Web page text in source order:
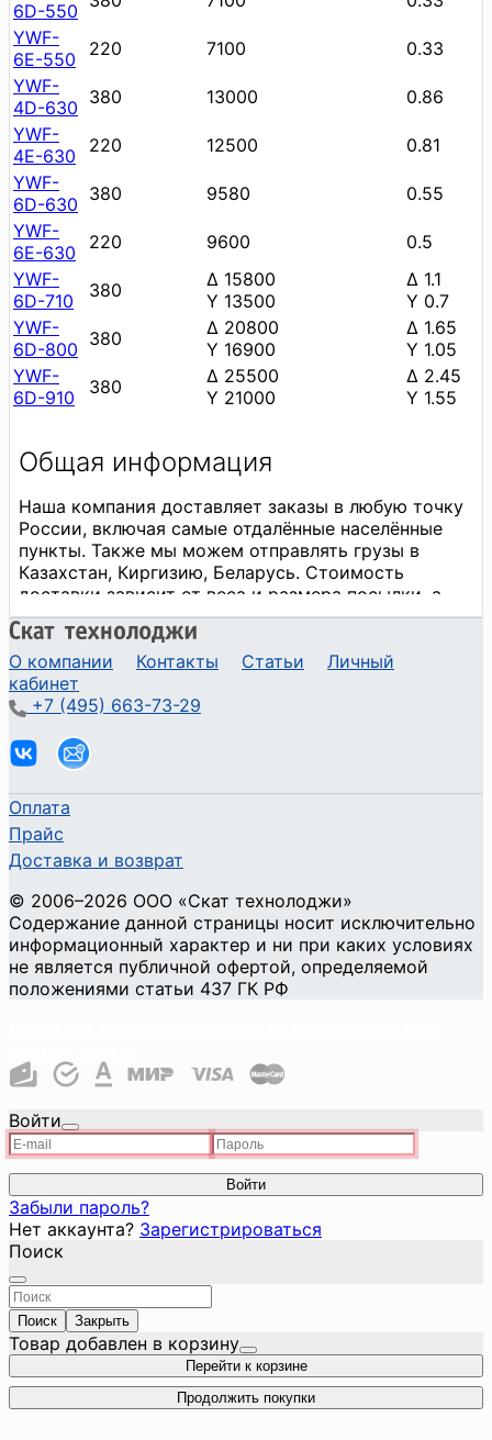
6D-550
YWF-
6E-550
220 7100
0.33
YWF-
4D-630 380 13000
0.86
YWF-
4E-630
220 12500
0.81
YWF-
6D-630 380 9580
0.55
YWF-
6E-630
220 9600
0.5
YWF-
6D-710
380
∆ 15800
Y 13500
∆ 1.1
Y 0.7
YWF-
6D-800 380
∆ 20800
Y 16900
∆ 1.65
Y 1.05
YWF-
6D-910
380
∆ 25500
Y 21000
∆ 2.45
Y 1.55
О компании Контакты Статьи
Личный
кабинет
+7 (495) 663-73-29
Оплата
Прайс
Доставка и возврат
© 2006–2026 ООО «Скат технолоджи»
Содержание данной страницы носит исключительно
информационный характер и ни при каких условиях
не является публичной офертой, определяемой
положениями статьи 437 ГК РФ
Войти
Войти
Забыли пароль?
Нет аккаунта? Зарегистрироваться
Поиск
Поиск Закрыть
Товар добавлен в корзину
Перейти к корзине
Продолжить покупки